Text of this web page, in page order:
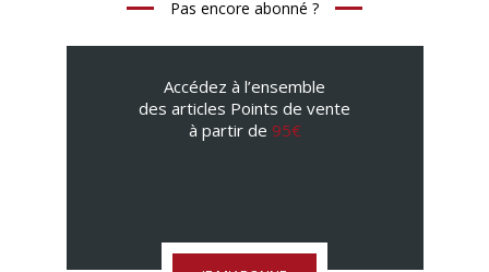
Pas encore abonné ?
Accédez à l’ensemble
des articles Points de vente
à partir de 95€